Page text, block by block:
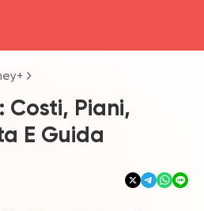
Costi, Piani,
E Guida